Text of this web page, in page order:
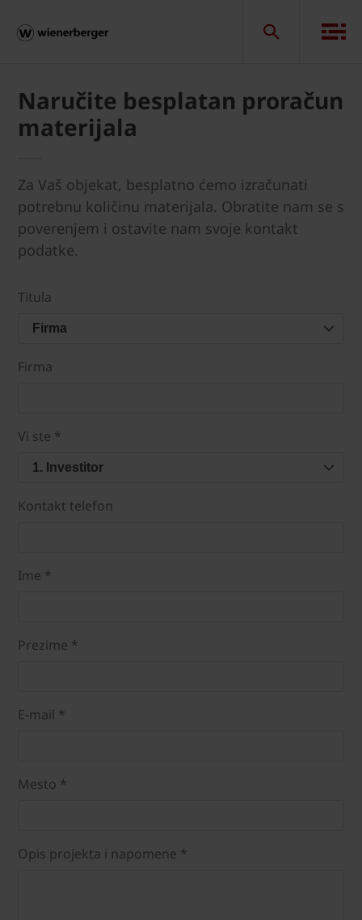
Naručite besplatan proračun
materijala
Za Vaš objekat, besplatno ćemo izračunati
potrebnu količinu materijala. Obratite nam se s
poverenjem i ostavite nam svoje kontakt
podatke.
Titula
Firma
Firma
Vi ste *
1. Investitor
Kontakt telefon
Ime *
Prezime *
E-mail *
Mesto *
Opis projekta i napomene *